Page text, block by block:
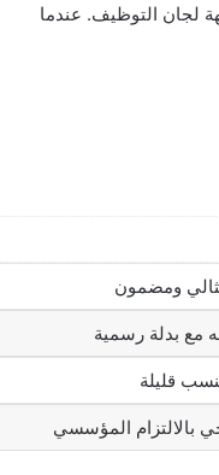
لجان التوظيف. عندما
ومضمون
مع بدلة رسمية
قليلة
بالالتزام المؤسسي